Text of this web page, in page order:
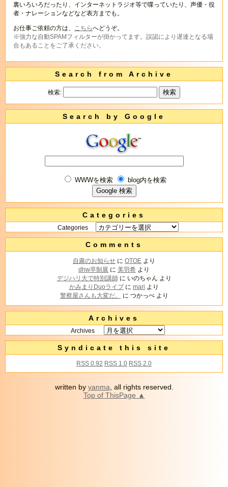
裏いろいろだったり、インターネットラジオ等で喋っていたり、声優・役
者・ナレーションなどなど表方までも。
お仕事ご依頼の方は、 こちらへどうぞ。
※強力な自動SPAMフィルターが掛かってます。誤認により遅達となる場
合もあることをご了承ください。
Search from Archive
検索:
Search by Google
WWWを検索 blog内を検索
Categories
Categories
Comments
自粛のお知らせ に OTOE より
dhw卒制展 に 美羽希 より
デジハリ大で特別講師に いのちゃん より
かみまりDuoライブ に mari より
警察屋さんも大変だ。
に つかっぺより
Archives
Archives
Syndicate this site
RSS 0.92 RSS 1.0 RSS 2.0
written by yanma , all rights reserved.
Top of ThisPage ▲